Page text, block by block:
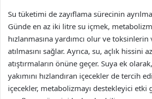
Su tüketimi de zayıflama sürecinin
Günde en az iki litre su içmek,
hızlanmasına yardımcı olur ve
atılmasını sağlar. Ayrıca, su, açlık hissini
atıştırmaların önüne geçer. Suya ek
yakımını hızlandıran içecekler de tercih
içecekler, metabolizmayı destekleyici etki